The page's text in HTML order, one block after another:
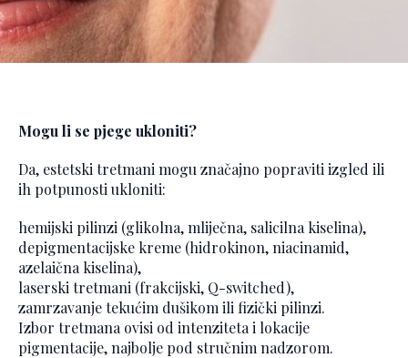
Mogu li se pjege ukloniti?
Da, estetski tretmani mogu značajno popraviti izgled ili
ih potpunosti ukloniti:
hemijski pilinzi (glikolna, mliječna, salicilna kiselina),
depigmentacijske kreme (hidrokinon, niacinamid,
azelaična kiselina),
laserski tretmani (frakcijski, Q-switched),
zamrzavanje tekućim dušikom ili fizički pilinzi.
Izbor tretmana ovisi od intenziteta i lokacije
pigmentacije, najbolje pod stručnim nadzorom.